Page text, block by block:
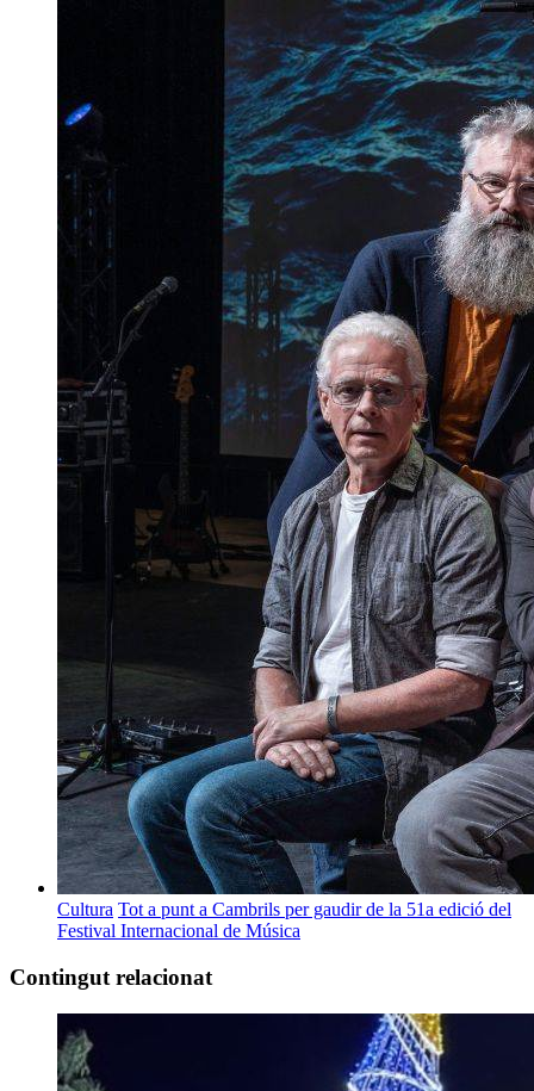
Cultura Tot a punt a Cambrils per gaudir de la 51a edició del
Festival Internacional de Música
Contingut relacionat